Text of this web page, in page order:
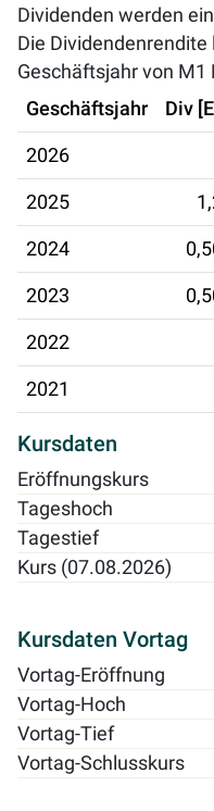
Dividenden werden
Die
Geschäftsjahr von M1
Geschäftsjahr
Div
2026
2025
2024
2023
2022
2021
Kursdaten
Eröffnungskurs
Tageshoch
Tagestief
Kurs (07.08.2026)
Kursdaten Vortag
Vortag-Eröffnung
Vortag-Hoch
Vortag-Tief
Vortag-Schlusskurs